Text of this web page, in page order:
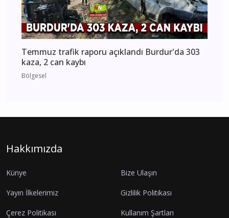
Temmuz trafik raporu açıklandı Burdur'da 303
kaza, 2 can kaybı
Bölgesel
Hakkımızda
Künye Bize Ulaşın
Yayın İlkelerimiz Gizlilik Politikası
Çerez Politikası Kullanım Şartları